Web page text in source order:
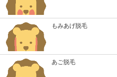
もみあげ脱毛
あご脱毛